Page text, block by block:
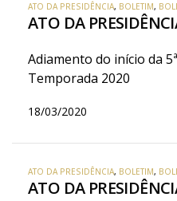
ATO DA PRESIDÊNCIA, BOLETIM,
ATO DA
Adiamento do início da
Temporada 2020
18/03/2020
ATO DA PRESIDÊNCIA, BOLETIM,
ATO DA